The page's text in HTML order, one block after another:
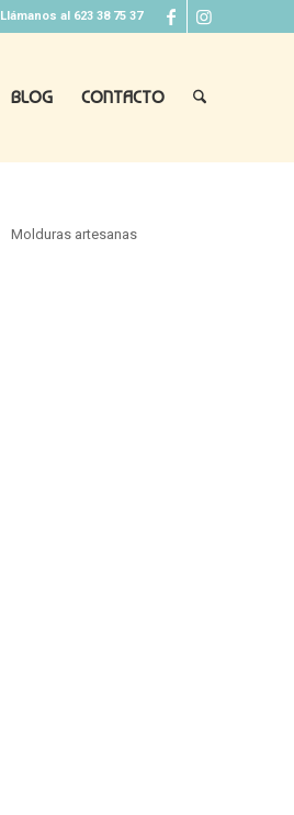
Llámanos al 623 38 75 37
BLOG CONTACTO
Molduras artesanas